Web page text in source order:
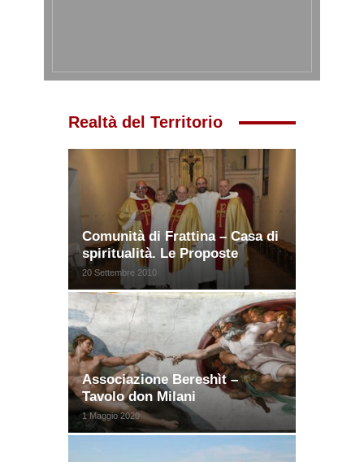
Realtà del Territorio
Comunità di Frattina – Casa di
spiritualità. Le Proposte
20 Settembre 2010
Associazione Bereshìt –
Tavolo don Milani
1 Maggio 2020